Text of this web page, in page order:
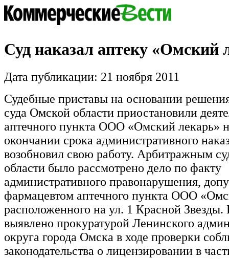
Суд наказал аптеку «Омский
Дата публикации: 21 ноября 2011
Судебные приставы на основании
суда Омской области приостановили
аптечного пункта ООО «Омский лекарь»
окончании срока административного
возобновил свою работу. Арбитражным
области было рассмотрено дело по факту
административного правонарушения,
фармацевтом аптечного пункта ООО
расположенного на ул. 1 Красной
выявлено прокуратурой Ленинского
округа города Омска в ходе проверки
законодательства о лицензировании в